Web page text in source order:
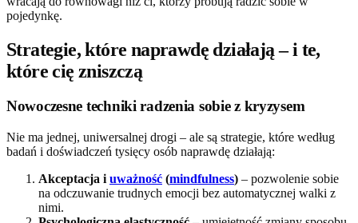
pojedynkę.
Strategie, które naprawdę działają – i te,
które cię zniszczą
Nowoczesne techniki radzenia sobie z kryzysem
Nie ma jednej, uniwersalnej drogi – ale są strategie, które według
badań i doświadczeń tysięcy osób naprawdę działają:
Akceptacja i uważność (mindfulness) – pozwolenie sobie
na odczuwanie trudnych emocji bez automatycznej walki z
nimi.